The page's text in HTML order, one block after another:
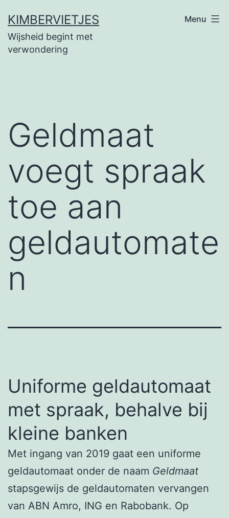
naar
de
KIMBERVIETJES
Wijsheid begint met
verwondering
Menu
Geldmaat
voegt spraak
toe aan
geldautomate
n
Uniforme geldautomaat
met spraak, behalve bij
kleine banken
Met ingang van 2019 gaat een uniforme
geldautomaat onder de naam Geldmaat
stapsgewijs de geldautomaten vervangen
van ABN Amro, ING en Rabobank. Op